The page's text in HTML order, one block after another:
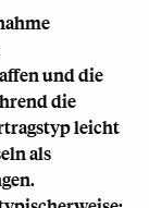
und die
die
leicht
als